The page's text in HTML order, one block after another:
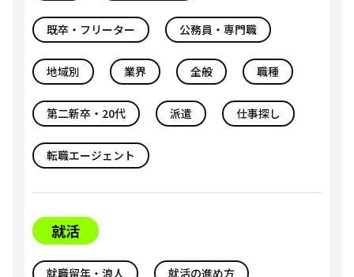
既卒・フリーター 公務員・専門職
地域別 業界 全般 職種
第二新卒・20代 派遣 仕事探し
転職エージェント
就活
就職留年・浪人 就活の進め方